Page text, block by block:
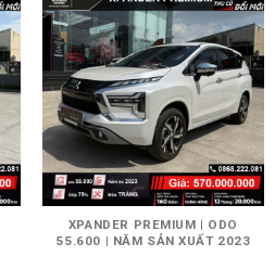
XPANDER PREMIUM | ODO
55.600 | NĂM SẢN XUẤT 2023